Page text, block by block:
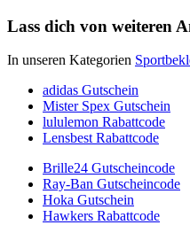
Lass dich von weiteren
In unseren Kategorien
adidas Gutschein
Mister Spex Gutschein
lululemon Rabattcode
Lensbest Rabattcode
Brille24 Gutscheincode
Ray-Ban Gutscheincode
Hoka Gutschein
Hawkers Rabattcode